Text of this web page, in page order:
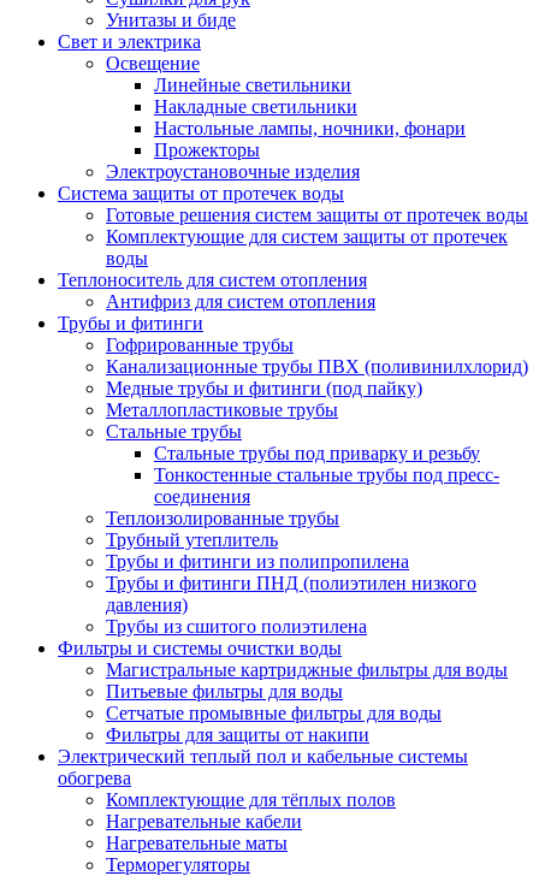
Унитазы и биде
Свет и электрика
Освещение
Линейные светильники
Накладные светильники
Настольные лампы, ночники, фонари
Прожекторы
Электроустановочные изделия
Система защиты от протечек воды
Готовые решения систем защиты от протечек воды
Комплектующие для систем защиты от протечек
воды
Теплоноситель для систем отопления
Антифриз для систем отопления
Трубы и фитинги
Гофрированные трубы
Канализационные трубы ПВХ (поливинилхлорид)
Медные трубы и фитинги (под пайку)
Металлопластиковые трубы
Стальные трубы
Стальные трубы под приварку и резьбу
Тонкостенные стальные трубы под пресс-
соединения
Теплоизолированные трубы
Трубный утеплитель
Трубы и фитинги из полипропилена
Трубы и фитинги ПНД (полиэтилен низкого
давления)
Трубы из сшитого полиэтилена
Фильтры и системы очистки воды
Магистральные картриджные фильтры для воды
Питьевые фильтры для воды
Сетчатые промывные фильтры для воды
Фильтры для защиты от накипи
Электрический теплый пол и кабельные системы
обогрева
Комплектующие для тёплых полов
Нагревательные кабели
Нагревательные маты
Терморегуляторы